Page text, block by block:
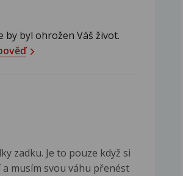
by byl ohrožen Váš život.
zadku. Je to pouze když si
musím svou váhu přenést